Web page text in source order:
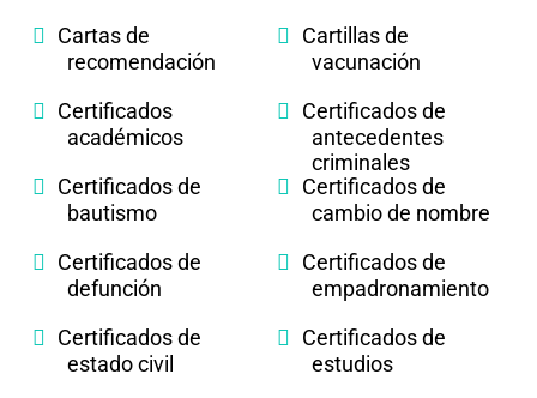
Cartas de
recomendación
Cartillas de
vacunación
Certificados
académicos
Certificados de
antecedentes
criminales
Certificados de
bautismo
Certificados de
cambio de nombre
Certificados de
defunción
Certificados de
empadronamiento
Certificados de
estado civil
Certificados de
estudios